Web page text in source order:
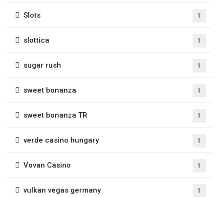
Slots 1
slottica 1
sugar rush 1
sweet bonanza 1
sweet bonanza TR 1
verde casino hungary 1
Vovan Casino 1
vulkan vegas germany 1